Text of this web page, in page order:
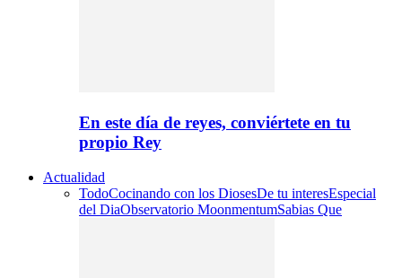
En este día de reyes, conviértete en tu
propio Rey
Actualidad
TodoCocinando con los DiosesDe tu interesEspecial
del DiaObservatorio MoonmentumSabias Que